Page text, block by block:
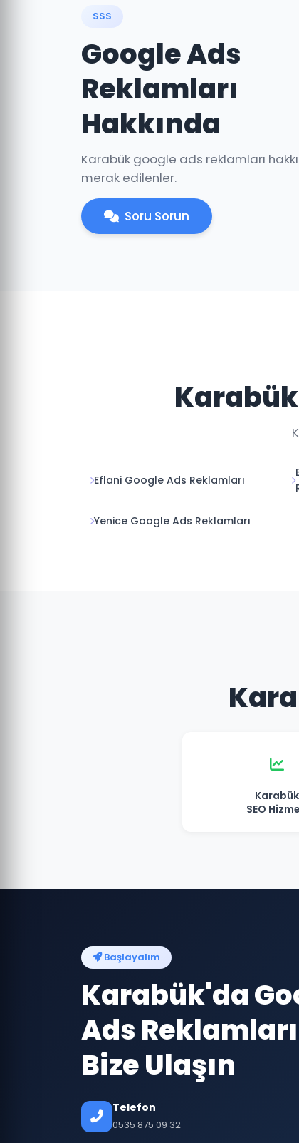
SSS
Google Ads
Reklamları
Hakkında
Karabük google ads reklamları
merak edilenler.
Soru Sorun
Eflani Google Ads Reklamları
Yenice Google Ads Reklamları
Karabük
SEO
Başlayalım
Karabük'da
Ads
Bize Ulaşın
Telefon
0535 875 09 32